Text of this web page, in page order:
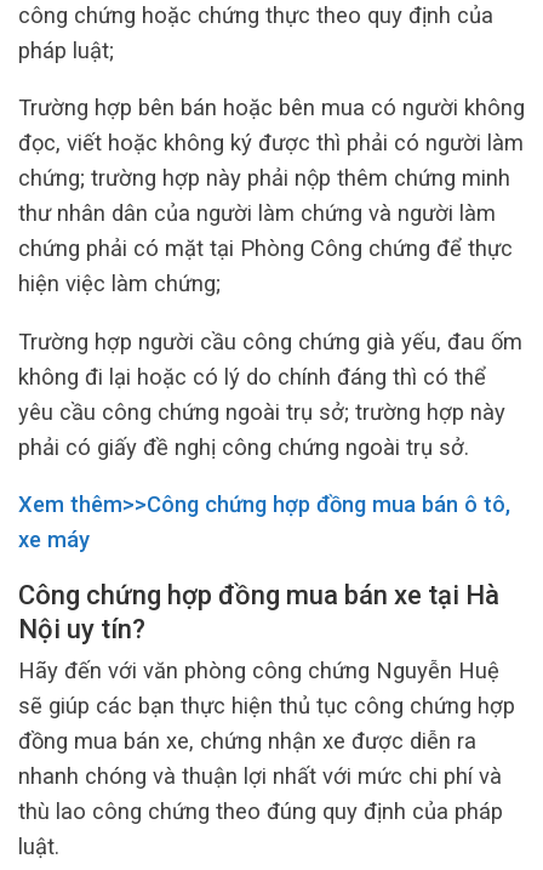
công chứng hoặc chứng thực theo quy định của
pháp luật;
Trường hợp bên bán hoặc bên mua có người không
đọc, viết hoặc không ký được thì phải có người làm
chứng; trường hợp này phải nộp thêm chứng minh
thư nhân dân của người làm chứng và người làm
chứng phải có mặt tại Phòng Công chứng để thực
hiện việc làm chứng;
Trường hợp người cầu công chứng già yếu, đau ốm
không đi lại hoặc có lý do chính đáng thì có thể
yêu cầu công chứng ngoài trụ sở; trường hợp này
phải có giấy đề nghị công chứng ngoài trụ sở.
Xem thêm>>Công chứng hợp đồng mua bán ô tô,
xe máy
Công chứng hợp đồng mua bán xe tại Hà
Nội uy tín?
Hãy đến với văn phòng công chứng Nguyễn Huệ
sẽ giúp các bạn thực hiện thủ tục công chứng hợp
đồng mua bán xe, chứng nhận xe được diễn ra
nhanh chóng và thuận lợi nhất với mức chi phí và
thù lao công chứng theo đúng quy định của pháp
luật.